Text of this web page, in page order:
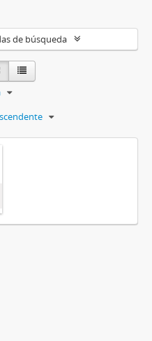
de búsqueda